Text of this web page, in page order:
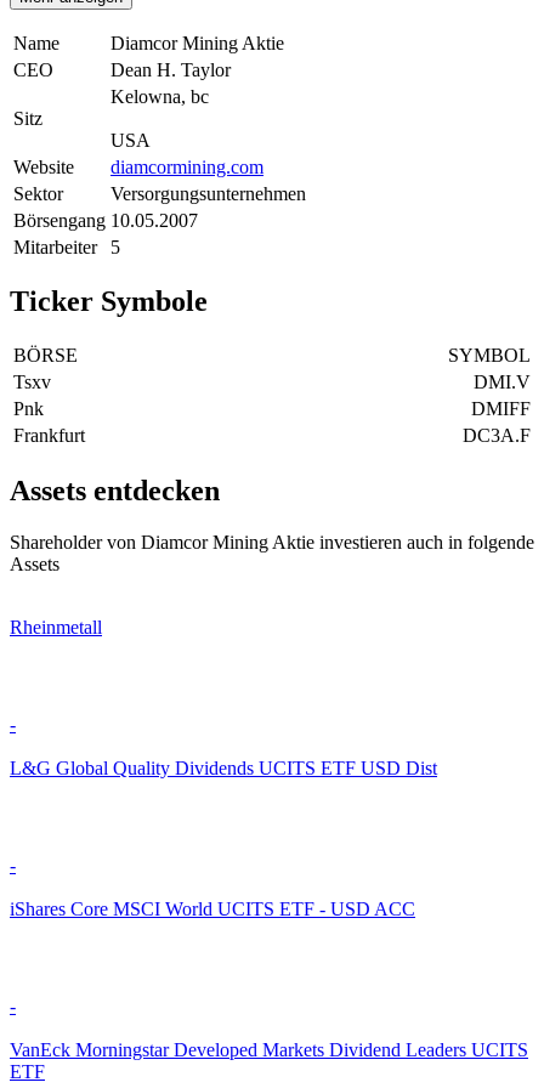
Name
Diamcor Mining Aktie
CEO
Dean H. Taylor
Sitz
Kelowna, bc
USA
Website
diamcormining.com
Sektor
Versorgungsunternehmen
Börsengang 10.05.2007
Mitarbeiter
5
Ticker Symbole
BÖRSE
SYMBOL
Tsxv
DMI.V
Pnk
DMIFF
Frankfurt
DC3A.F
Assets entdecken
Shareholder von Diamcor Mining Aktie investieren auch in folgende
Assets
Rheinmetall
-
L&G Global Quality Dividends UCITS ETF USD Dist
-
iShares Core MSCI World UCITS ETF - USD ACC
-
VanEck Morningstar Developed Markets Dividend Leaders UCITS
ETF